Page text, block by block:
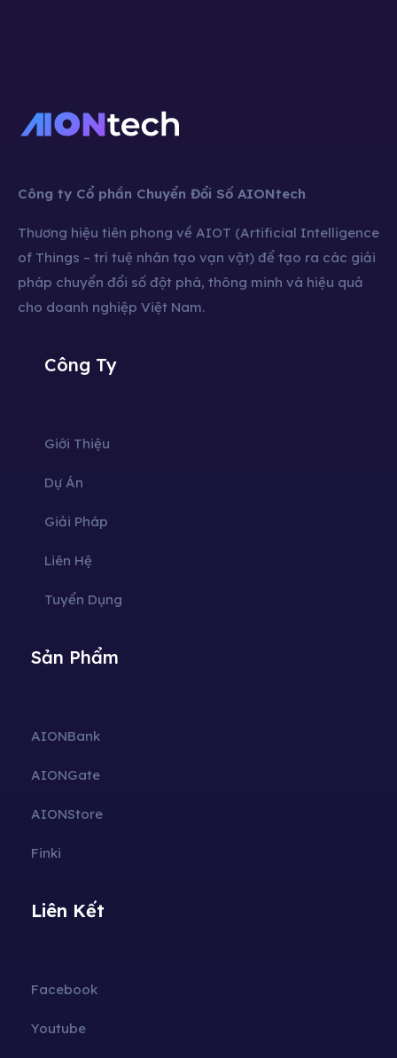
Công ty Cổ phần Chuyển Đổi Số AIONtech
Thương hiệu tiên phong về AIOT (Artificial Intelligence
of Things – trí tuệ nhân tạo vạn vật) để tạo ra các giải
pháp chuyển đổi số đột phá, thông minh và hiệu quả
cho doanh nghiệp Việt Nam.
Công Ty
Giới Thiệu
Dự Án
Giải Pháp
Liên Hệ
Tuyển Dụng
Sản Phẩm
AIONBank
AIONGate
AIONStore
Finki
Liên Kết
Facebook
Youtube